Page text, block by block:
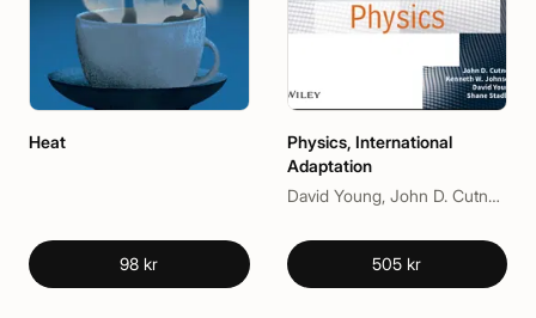
Heat
98 kr
Physics, International
Adaptation
David Young, John D. Cutnell, Kenneth W. Johnson, Shane Stadler
505 kr